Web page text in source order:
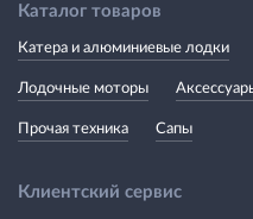
Каталог товаров
Катера и алюминиевые лодки
Лодочные моторы
Прочая техника Сапы
Клиентский сервис